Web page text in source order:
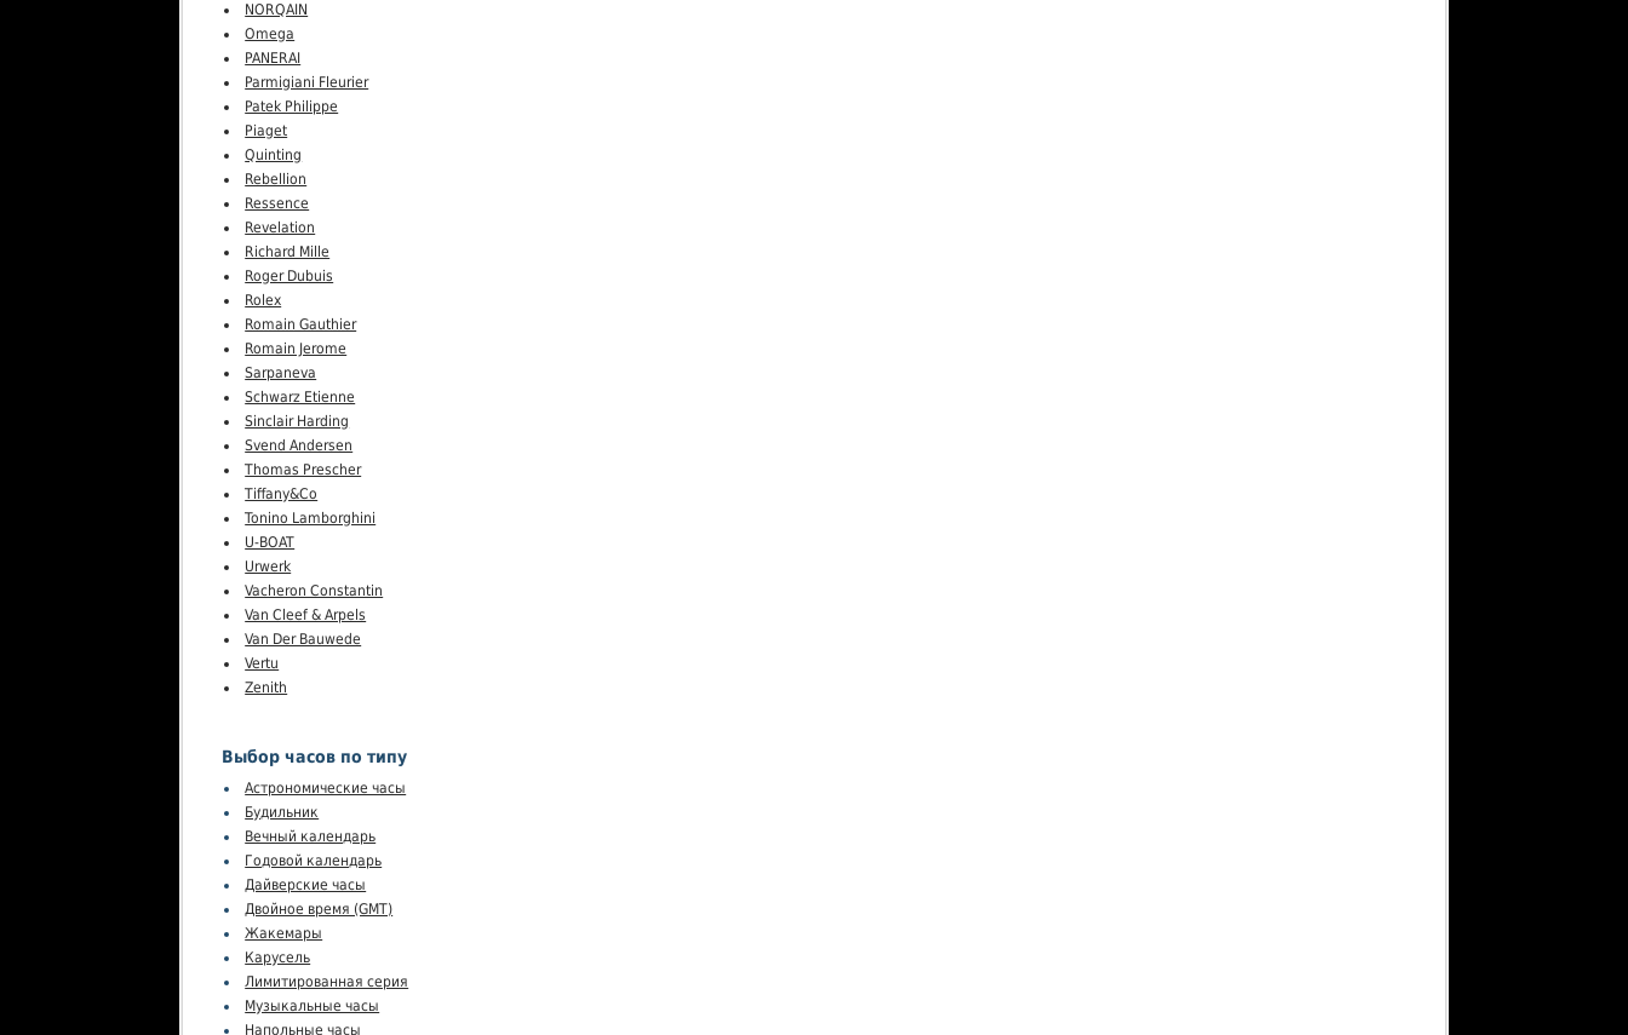
NORQAIN
Omega
PANERAI
Parmigiani Fleurier
Patek Philippe
Piaget
Quinting
Rebellion
Ressence
Revelation
Richard Mille
Roger Dubuis
Rolex
Romain Gauthier
Romain Jerome
Sarpaneva
Schwarz Etienne
Sinclair Harding
Svend Andersen
Thomas Prescher
Tiffany&Co
Tonino Lamborghini
U-BOAT
Urwerk
Vacheron Constantin
Van Cleef & Arpels
Van Der Bauwede
Vertu
Zenith
Выбор часов по типу
Астрономические часы
Будильник
Вечный календарь
Годовой календарь
Дайверские часы
Двойное время (GMT)
Жакемары
Карусель
Лимитированная серия
Музыкальные часы
Напольные часы